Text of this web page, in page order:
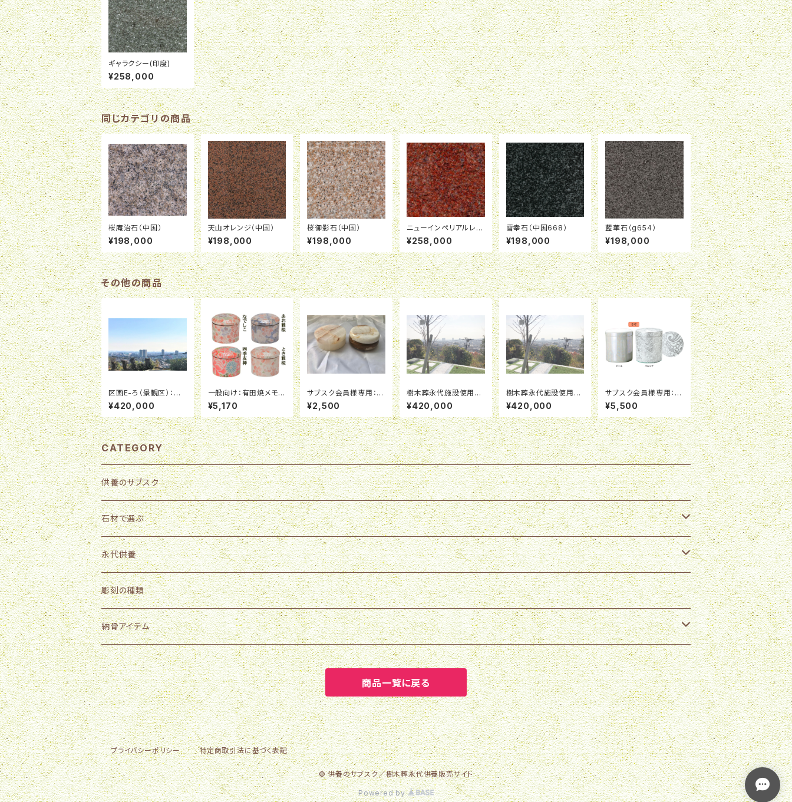
ギャラクシー(印度)
¥258,000
同じカテゴリの商品
桜庵治石（中国）
¥198,000
天山オレンジ（中国）
¥198,000
桜御影石（中国）
¥198,000
ニューインペリアルレッ
ド（印度）
¥258,000
雪幸石（中国668）
¥198,000
藍華石（g654）
¥198,000
その他の商品
区画E-ろ（景観区）：高
級国産庵治石限定区画
（墓石費用が別途必要
です。）
¥420,000
一般向け：有田焼メモリ
アルジュエリーケース
「雅桜」（４ｃｍＸ４．６ｃ
ｍ）
¥5,170
サブスク会員様専用：桜
蒼「ほう」用天然石御遺
骨ケース「オニキス製ケ
ース」（３ｃｍＸ６．５ｃ
ｍ）
¥2,500
樹木葬永代施設使用
料：アーバンストーン限
定区画B-へ（中地区）※
墓石費用が別途必要で
す。
¥420,000
樹木葬永代施設使用
料：アーバンストーン限
定区画D-へ（中地区）※
墓石費用が別途必要で
す。
¥420,000
サブスク会員様専用：ブ
リリアントシリーズ骨壺
５寸（高さ１７．５ｃｍ ×
横幅１５．２ｃｍ）
¥5,500
CATEGORY
供養のサブスク
石材で選ぶ
外国産
中国産
中国産以外
国産
永代供養
樹木葬「そら」施設使用料
樹木葬「そら」用墓石販売
彫刻の種類
納骨アイテム
骨壺５寸
骨壺４寸
骨壺３寸
骨壺２．５寸
商品一覧に戻る
プライバシーポリシー 特定商取引法に基づく表記
© 供養のサブスク／樹木葬永代供養販売サイト
Powered by